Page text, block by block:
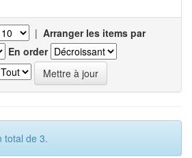
| Arranger les items par
En order
total de 3.